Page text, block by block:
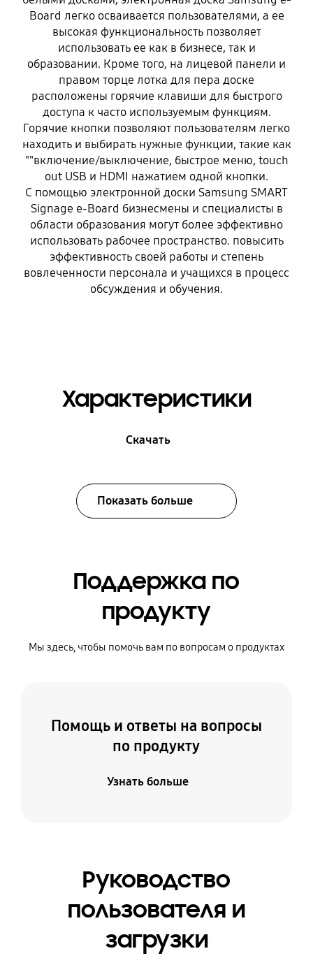
Board легко осваивается пользователями, а ее
высокая функциональность позволяет
использовать ее как в бизнесе, так и
образовании. Кроме того, на лицевой панели и
правом торце лотка для пера доске
расположены горячие клавиши для быстрого
доступа к часто используемым функциям.
Горячие кнопки позволяют пользователям легко
находить и выбирать нужные функции, такие как
""включение/выключение, быстрое меню, touch
out USB и HDMI нажатием одной кнопки.
С помощью электронной доски Samsung SMART
Signage e-Board бизнесмены и специалисты в
области образования могут более эффективно
использовать рабочее пространство. повысить
эффективность своей работы и степень
вовлеченности персонала и учащихся в процесс
обсуждения и обучения.
Характеристики
Скачать
Показать больше
Поддержка по
продукту
Мы здесь, чтобы помочь вам по вопросам о продуктах
Помощь и ответы на вопросы
по продукту
Узнать больше
Руководство
пользователя и
загрузки